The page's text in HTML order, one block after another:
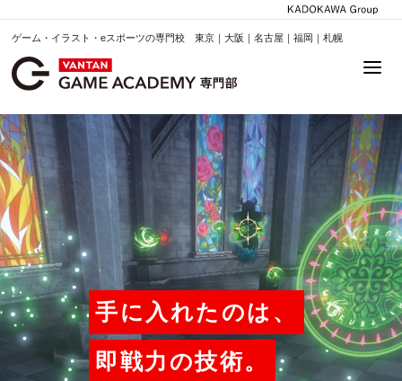
ゲーム・イラスト・eスポーツの専門校 東京｜大阪｜名古屋｜福岡｜札幌
手に入れたのは、
即戦力の技術。